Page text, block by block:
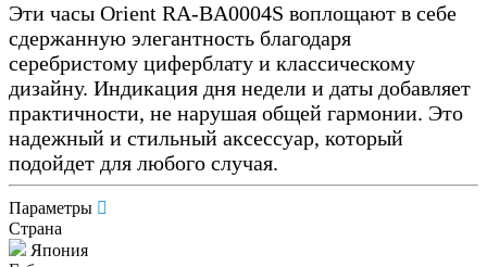
Эти часы Orient RA-BA0004S воплощают в себе
сдержанную элегантность благодаря
серебристому циферблату и классическому
дизайну. Индикация дня недели и даты добавляет
практичности, не нарушая общей гармонии. Это
надежный и стильный аксессуар, который
подойдет для любого случая.
Параметры
Страна
Япония